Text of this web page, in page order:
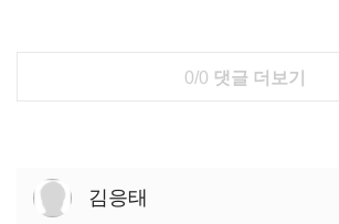
0/0 댓글 더보기
김응태